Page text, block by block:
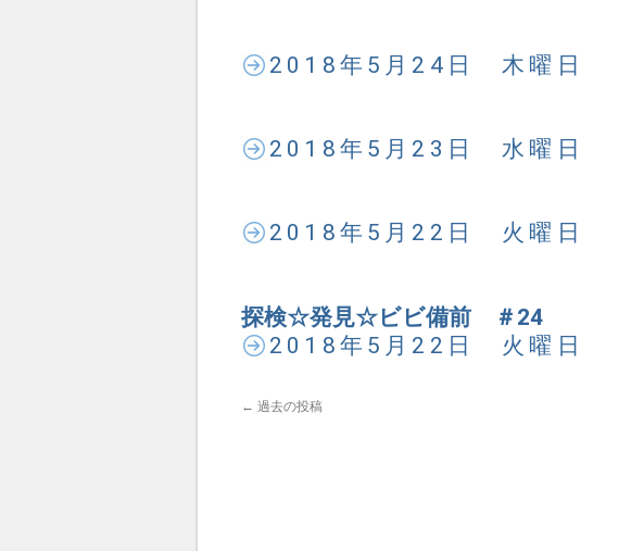
2018年5月24日 木曜日
2018年5月23日 水曜日
2018年5月22日 火曜日
探検☆発見☆ビビ備前 ＃24
2018年5月22日 火曜日
← 過去の投稿